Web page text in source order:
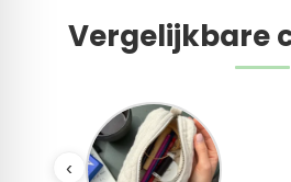
Vergelijkbare
‹